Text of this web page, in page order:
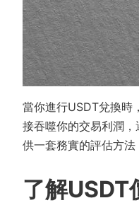
當你進行USDT兌換時
接吞噬你的交易利潤
供一套務實的評估方法
了解USDT